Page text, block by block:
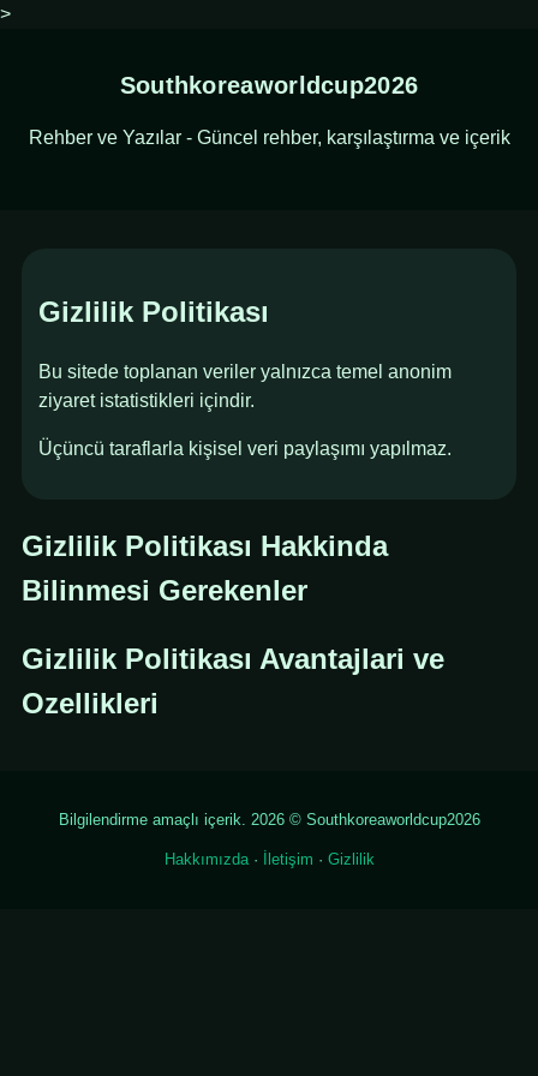
>
Southkoreaworldcup2026
Rehber ve Yazılar - Güncel rehber, karşılaştırma ve içerik
Gizlilik Politikası
Bu sitede toplanan veriler yalnızca temel anonim
ziyaret istatistikleri içindir.
Üçüncü taraflarla kişisel veri paylaşımı yapılmaz.
Gizlilik Politikası Hakkinda
Bilinmesi Gerekenler
Gizlilik Politikası Avantajlari ve
Ozellikleri
Bilgilendirme amaçlı içerik. 2026 © Southkoreaworldcup2026
Hakkımızda· İletişim · Gizlilik